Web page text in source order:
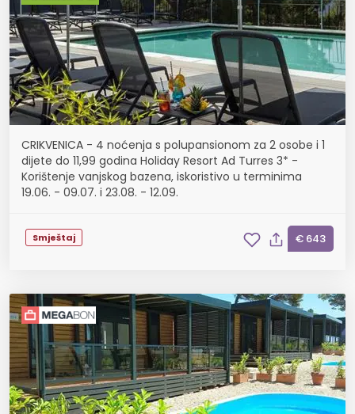
CRIKVENICA - 4 noćenja s polupansionom za 2 osobe i 1
dijete do 11,99 godina Holiday Resort Ad Turres 3* -
Korištenje vanjskog bazena, iskoristivo u terminima
19.06. - 09.07. i 23.08. - 12.09.
Smještaj € 643